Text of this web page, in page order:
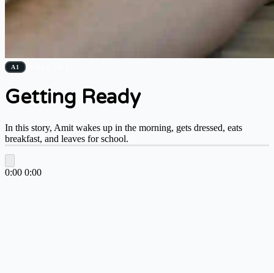
A1
Getting Ready
In this story, Amit wakes up in the morning, gets dressed, eats
breakfast, and leaves for school.
0:00 0:00